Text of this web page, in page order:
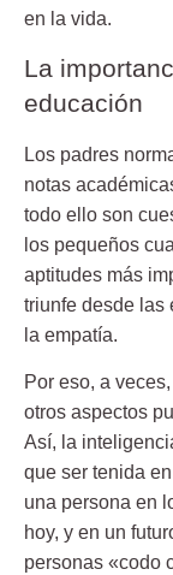
en la vida.
La
educación
Los padres
notas
todo ello son
los pequeños
aptitudes más
triunfe desde las
la empatía.
Por eso, a
otros aspectos
Así, la
que ser tenida
una persona en
hoy, y en un
personas «codo